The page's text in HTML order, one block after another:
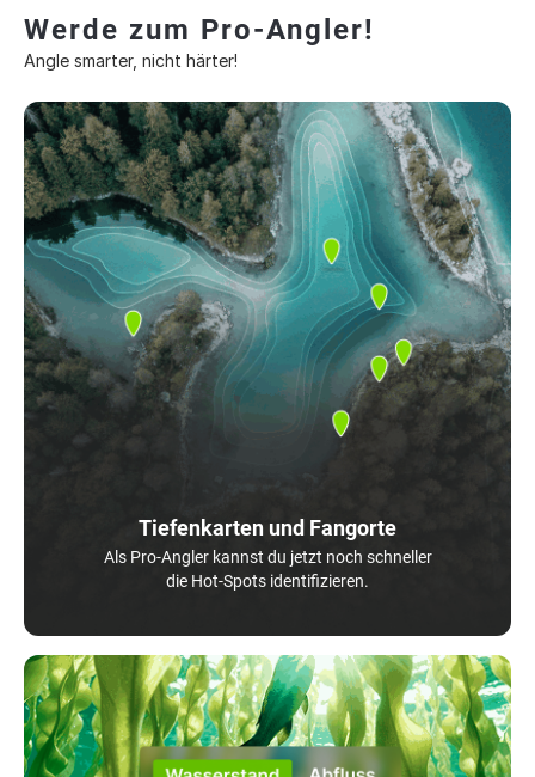
Werde zum Pro-Angler!
Angle smarter, nicht härter!
Tiefenkarten und Fangorte
Als Pro-Angler kannst du jetzt noch schneller
die Hot-Spots identifizieren.